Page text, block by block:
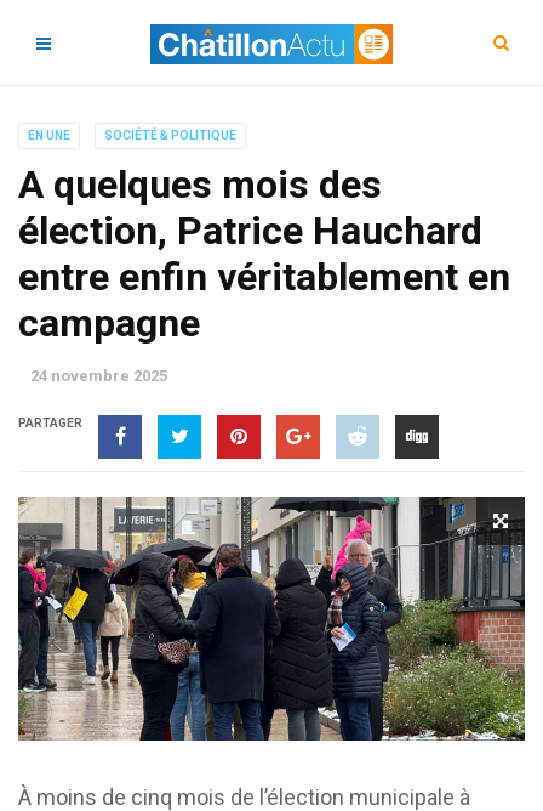
EN UNE SOCIÉTÉ & POLITIQUE
A quelques mois des
élection, Patrice Hauchard
entre enfin véritablement en
campagne
24 novembre 2025
PARTAGER
À moins de cinq mois de l’élection municipale à